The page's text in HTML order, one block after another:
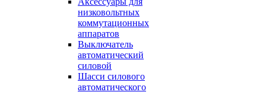
низковольтных
коммутационных
аппаратов
Выключатель
автоматический
силовой
Шасси силового
автоматического